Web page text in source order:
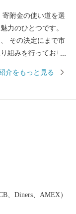
力のひとつです。
組みを行っており
者 石墨博士の故郷
ます。 また、
二天守として知ら
にな
介をもっと見る
、Diners、AMEX）